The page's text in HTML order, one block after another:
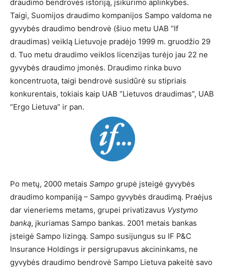
draudimo bendrovės istoriją, įsikūrimo aplinkybes.
Taigi, Suomijos draudimo kompanijos Sampo valdoma ne
gyvybės draudimo bendrovė (šiuo metu UAB “If
draudimas) veiklą Lietuvoje pradėjo 1999 m. gruodžio 29
d. Tuo metu draudimo veiklos licenzijas turėjo jau 22 ne
gyvybės draudimo įmonės. Draudimo rinka buvo
koncentruota, taigi bendrovė susidūrė su stipriais
konkurentais, tokiais kaip UAB “Lietuvos draudimas”, UAB
“Ergo Lietuva” ir pan.
Po metų, 2000 metais Sampo grupė įsteigė gyvybės
draudimo kompaniją – Sampo gyvybės draudimą. Praėjus
dar vieneriems metams, grupei privatizavus Vystymo
banką, įkuriamas Sampo bankas. 2001 metais bankas
įsteigė Sampo lizingą. Sampo susijungus su IF P&C
Insurance Holdings ir persigrupavus akcininkams, ne
gyvybės draudimo bendrovė Sampo Lietuva pakeitė savo